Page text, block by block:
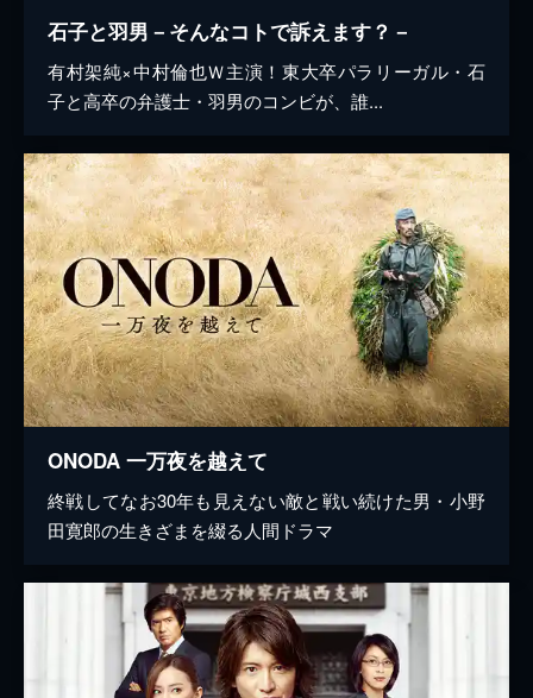
石子と羽男－そんなコトで訴えます？－
有村架純×中村倫也Ｗ主演！東大卒パラリーガル・石
子と高卒の弁護士・羽男のコンビが、誰...
ONODA 一万夜を越えて
終戦してなお30年も見えない敵と戦い続けた男・小野
田寛郎の生きざまを綴る人間ドラマ